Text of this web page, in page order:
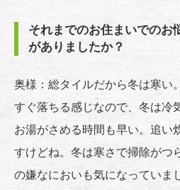
それまでのお住まいでのお
がありましたか？
奥様：総タイルだから冬は寒い
すぐ落ちる感じなので、冬は冷
お湯がさめる時間も早い。追い
すけどね。冬は寒さで掃除がつ
の嫌なにおいも気になっていま